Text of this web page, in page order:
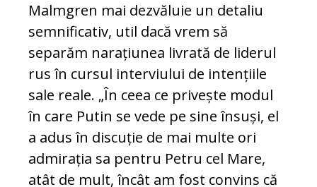
Malmgren mai dezvăluie un detaliu
semnificativ, util dacă vrem să
separăm narațiunea livrată de liderul
rus în cursul interviului de intențiile
sale reale. „În ceea ce privește modul
în care Putin se vede pe sine însuși, el
a adus în discuție de mai multe ori
admirația sa pentru Petru cel Mare,
atât de mult, încât am fost convins că